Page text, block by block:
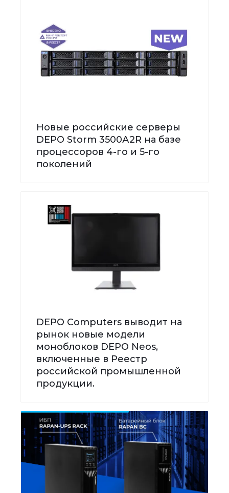
Новые российские серверы
DEPO Storm 3500А2R на базе
процессоров 4-го и 5-го
поколений
DEPO Computers выводит на
рынок новые модели
моноблоков DEPO Neos,
включенные в Реестр
российской промышленной
продукции.